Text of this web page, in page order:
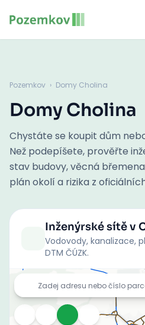
Pozemkov › Domy Cholina
Domy Cholina
Chystáte se koupit dům
Než podepíšete, prověřte
stav budovy, věcná
plán okolí a rizika z
Inženýrské sítěv
Vodovody, kanalizace,
DTM ČÚZK.